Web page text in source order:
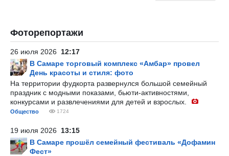
Фоторепортажи
26 июля 2026 12:17
В Самаре торговый комплекс «Амбар» провел
День красоты и стиля: фото
На территории фудкорта развернулся большой семейный
праздник с модными показами, бьюти-активностями,
конкурсами и развлечениями для детей и взрослых.
Общество 1724
19 июля 2026 13:15
В Самаре прошёл семейный фестиваль «Дофамин
Фест»